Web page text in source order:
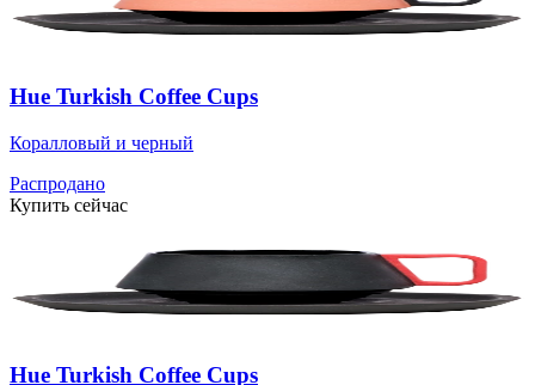
Hue Turkish Coffee Cups
Коралловый и черный
Распродано
Купить сейчас
Hue Turkish Coffee Cups